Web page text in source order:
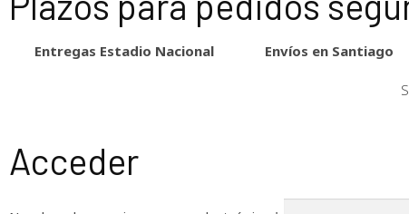
Entregas Estadio Nacional Envíos en Santiago
Acceder